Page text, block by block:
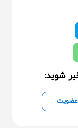
شوید:
عضویت